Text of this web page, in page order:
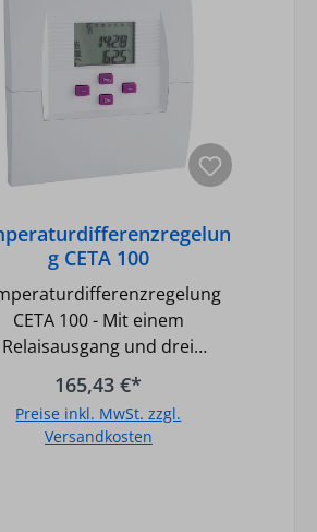
g CETA 100
CETA 100 - Mit einem
Relaisausgang und drei
Möglichkeit
Wärmebilanzierung über
Rücklauffühler. Nicht
einfache Standard-Anlagen
165,43 €*
Preise inkl. MwSt. zzgl.
Versandkosten